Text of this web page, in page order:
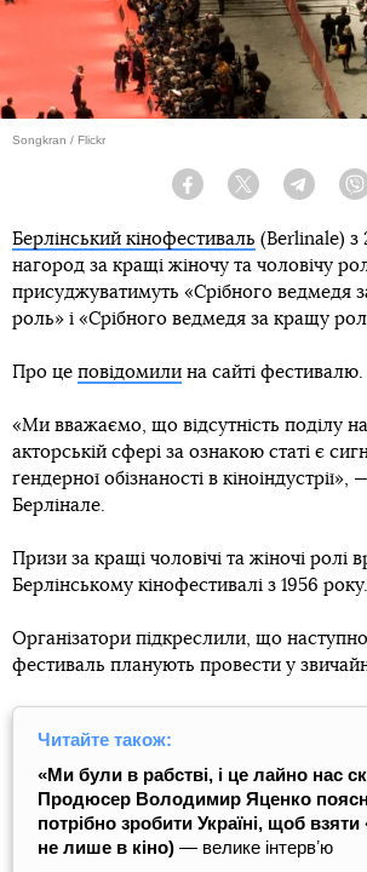
Songkran / Flickr
Facebook Twitter
Берлінський кінофестиваль (Berlinale) з
нагород за кращі жіночу та чоловічу
присуджуватимуть «Срібного ведмедя
роль» і «Срібного ведмедя за кращу
Про це повідомили на сайті фестивалю.
«Ми вважаємо, що відсутність поділу
акторській сфері за ознакою статі є
ґендерної ​​обізнаності в кіноіндустрії»,
Берлінале.
Призи за кращі чоловічі та жіночі ролі
Берлінському кінофестивалі з 1956 року.
Організатори підкреслили, що
фестиваль планують провести у
Читайте також:
«Ми були в рабстві, і це лайно нас
Продюсер Володимир Яценко
потрібно зробити Україні, щоб взяти
не лише в кіно) — велике інтервʼю